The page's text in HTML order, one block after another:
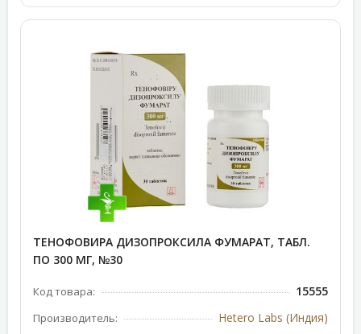
ТЕНОФОВИРА ДИЗОПРОКСИЛА ФУМАРАТ, ТАБЛ.
ПО 300 МГ, №30
Код товара: 15555
Производитель: Hetero Labs (Индия)